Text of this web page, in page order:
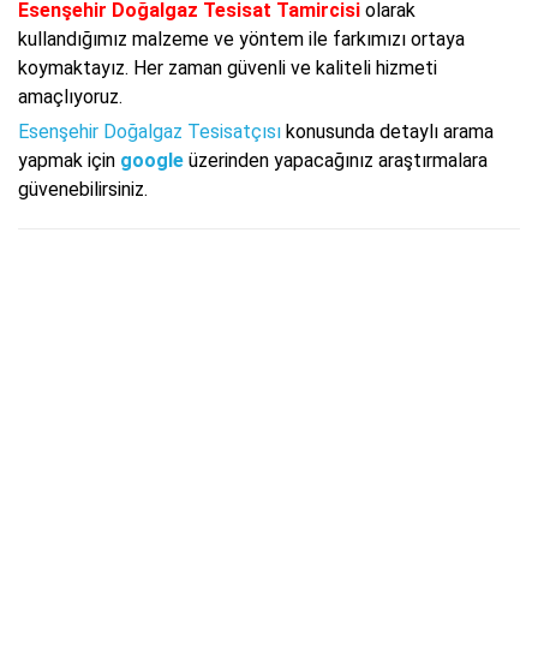
Esenşehir Doğalgaz Tesisat Tamircisi olarak
kullandığımız malzeme ve yöntem ile farkımızı ortaya
koymaktayız. Her zaman güvenli ve kaliteli hizmeti
amaçlıyoruz.
Esenşehir Doğalgaz Tesisatçısı konusunda detaylı arama
yapmak için google üzerinden yapacağınız araştırmalara
güvenebilirsiniz.